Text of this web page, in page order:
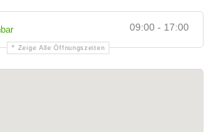
09:00 - 17:00
Zeige Alle Öffnungszeiten